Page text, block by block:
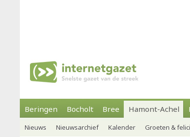
Beringen Bocholt Bree Hamont-Achel
Nieuws Nieuwsarchief Kalender Groeten &